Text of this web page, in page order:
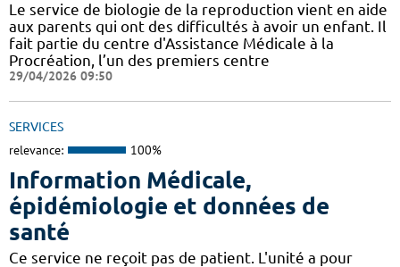
Le service de biologie de la reproduction vient en aide
aux parents qui ont des difficultés à avoir un enfant. Il
fait partie du centre d'Assistance Médicale à la
Procréation, l’un des premiers centre
29/04/2026 09:50
SERVICES
relevance: 100%
Information Médicale,
épidémiologie et données de
santé
Ce service ne reçoit pas de patient. L'unité a pour